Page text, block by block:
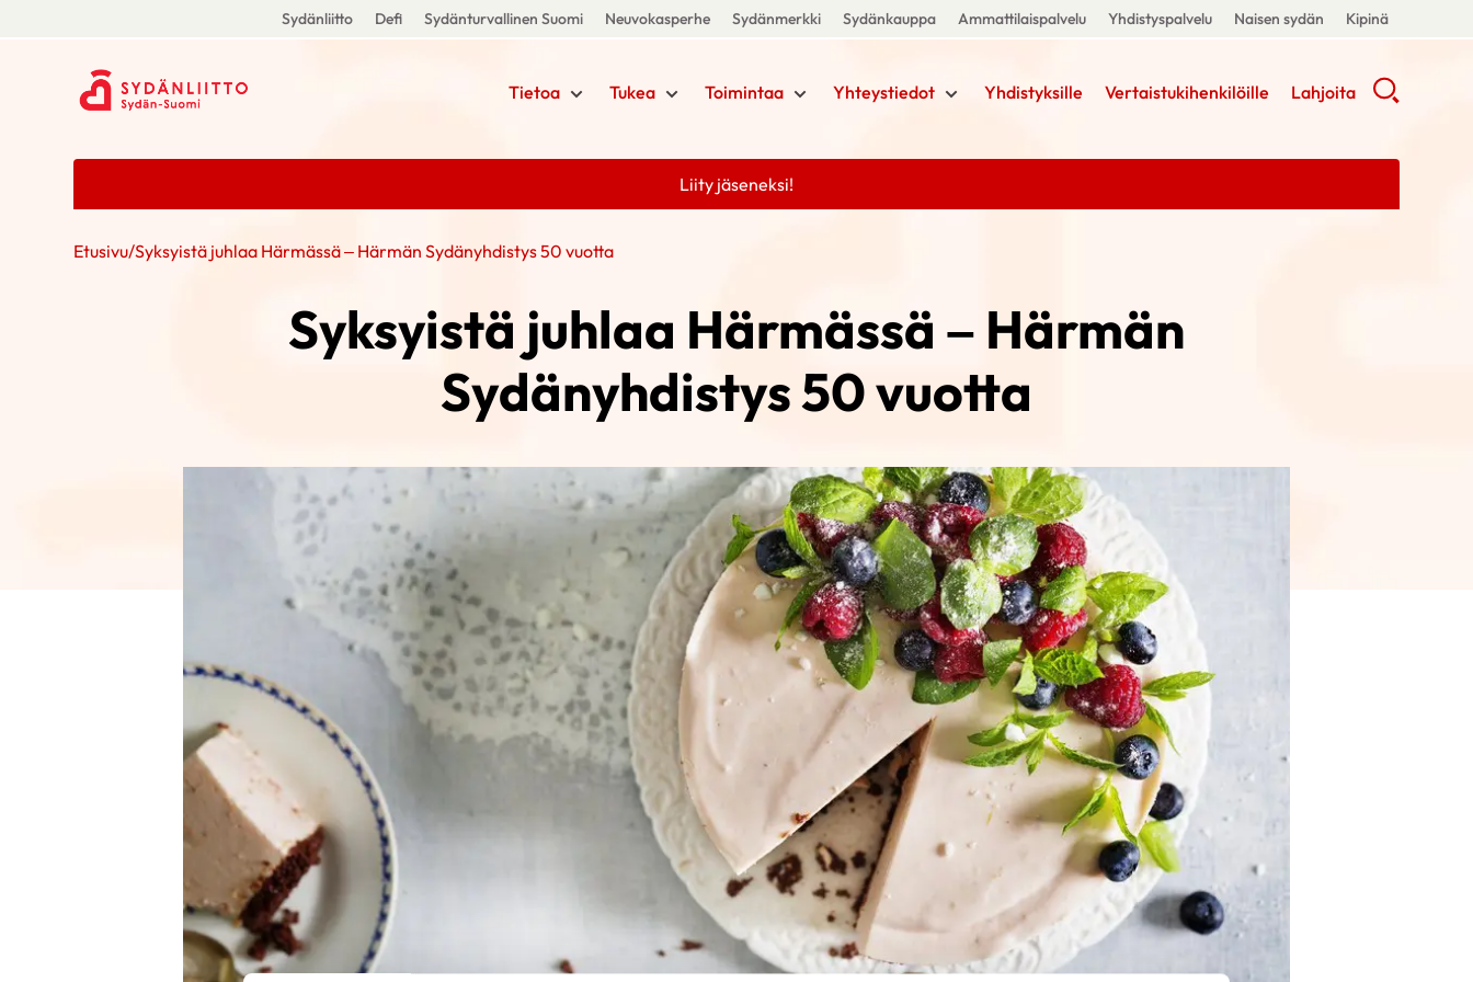
Sydänliitto Defi Sydänturvallinen Suomi Neuvokasperhe Sydänmerkki Sydänkauppa Ammattilaispalvelu Yhdistyspalvelu Naisen sydän Kipinä
Tietoa Tukea Toimintaa Yhteystiedot Yhdistyksille Vertaistukihenkilöille Lahjoita
Liity jäseneksi!
Etusivu/Syksyistä juhlaa Härmässä – Härmän Sydänyhdistys 50 vuotta
Syksyistä juhlaa Härmässä – Härmän
Sydänyhdistys 50 vuotta